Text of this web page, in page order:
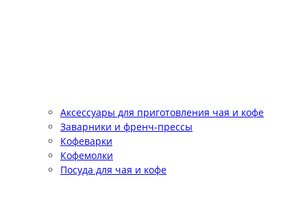
Аксессуары для приготовления чая и кофе
Заварники и френч-прессы
Кофеварки
Кофемолки
Посуда для чая и кофе